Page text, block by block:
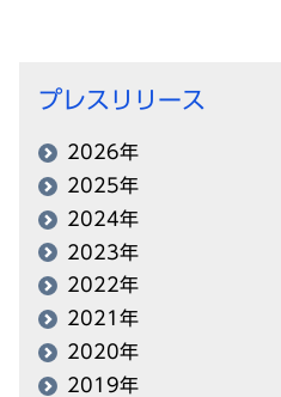
プレスリリース
2026年
2025年
2024年
2023年
2022年
2021年
2020年
2019年